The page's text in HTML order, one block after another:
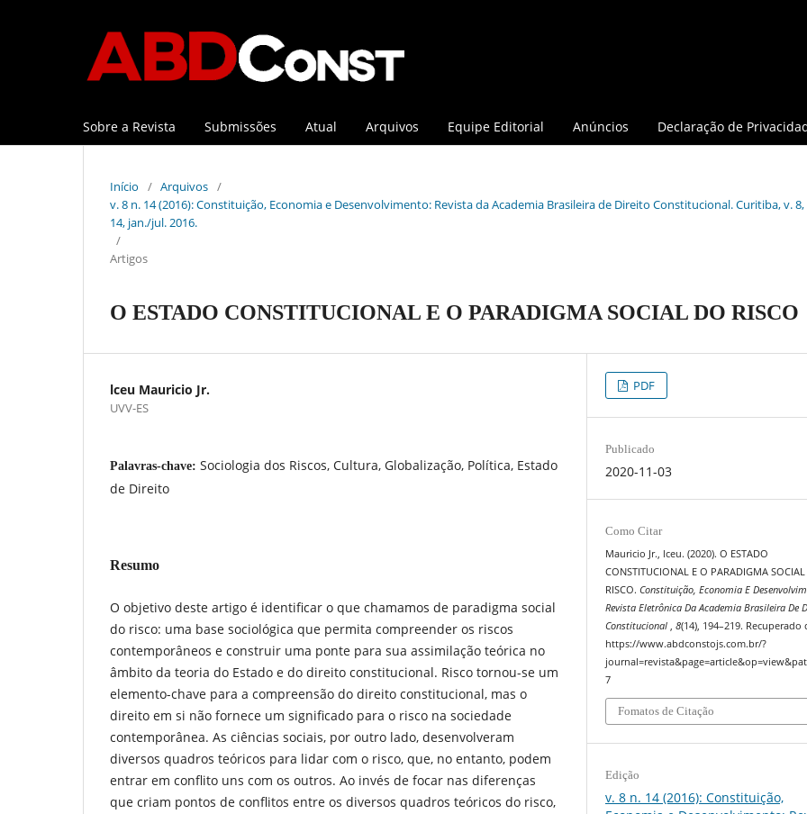
Sobre a Revista Submissões Atual Arquivos Equipe Editorial Anúncios Declaração de
Início / Arquivos /
v. 8 n. 14 (2016): Constituição, Economia e Desenvolvimento: Revista da Academia Brasileira de Direito Constitucional. Curitiba, v. 8,
14, jan./jul. 2016.
/
Artigos
O ESTADO CONSTITUCIONAL E O PARADIGMA SOCIAL DO RISCO
lceu Mauricio Jr.
UVV-ES
Palavras-chave: Sociologia dos Riscos, Cultura, Globalização, Política, Estado
de Direito
Resumo
O objetivo deste artigo é identificar o que chamamos de paradigma social
do risco: uma base sociológica que permita compreender os riscos
contemporâneos e construir uma ponte para sua assimilação teórica no
âmbito da teoria do Estado e do direito constitucional. Risco tornou-se um
elemento-chave para a compreensão do direito constitucional, mas o
direito em si não fornece um significado para o risco na sociedade
contemporânea. As ciências sociais, por outro lado, desenvolveram
diversos quadros teóricos para lidar com o risco, que, no entanto, podem
entrar em conflito uns com os outros. Ao invés de focar nas diferenças
que criam pontos de conflitos entre os diversos quadros teóricos do risco,
PDF
Publicado
2020-11-03
Como Citar
Mauricio Jr., lceu. (2020). O ESTADO
CONSTITUCIONAL E O PARADIGMA
RISCO.Constituição, Economia E
Revista Eletrônica Da Academia Brasileira De
Constitucional,8(14), 194–219. Recuperado
https://www.abdconstojs.com.br/?
7
Fomatos de Citação
Edição
v. 8 n. 14 (2016): Constituição,